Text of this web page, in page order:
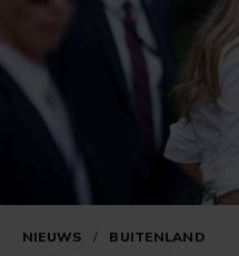
NIEUWS / BUITENLAND